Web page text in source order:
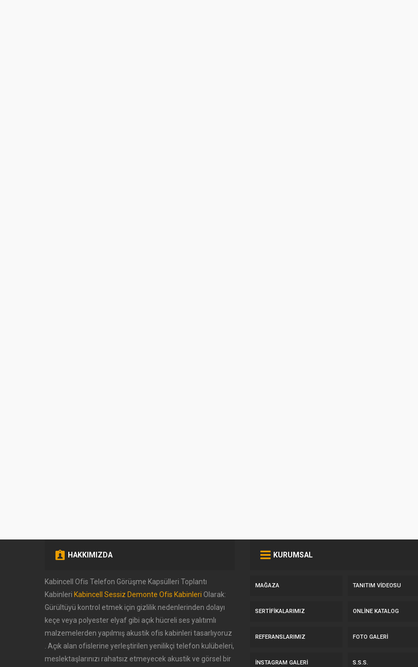
HAKKIMIZDA
Kabincell Ofis Telefon Görüşme Kapsülleri Toplantı
Kabinleri Kabincell Sessiz Demonte Ofis Kabinleri Olarak:
Gürültüyü kontrol etmek için gizlilik nedenlerinden dolayı
keçe veya polyester elyaf gibi açık hücreli ses yalıtımlı
malzemelerden yapılmış akustik ofis kabinleri tasarlıyoruz
. Açık alan ofislerine yerleştirilen yenilikçi telefon kulübeleri,
meslektaşlarınızı rahatsız etmeyecek akustik ve görsel bir
KURUMSAL
MAĞAZA TANITIM VIDEOSU
SERTIFIKALARIMIZ ONLINE KATALOG
REFERANSLARIMIZ FOTO GALERI
İNSTAGRAM GALERI S.S.S.
Müşteri Temsilcisi (Halil
Kaygusuz)